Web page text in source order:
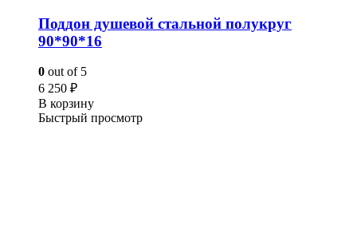
Поддон душевой стальной полукруг
90*90*16
0 out of 5
6 250 ₽
В корзину
Быстрый просмотр